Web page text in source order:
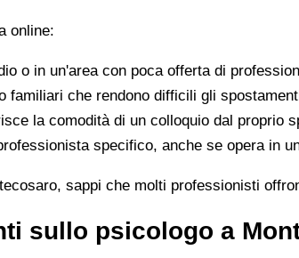
online:
o in un'area con poca offerta di
familiari che rendono difficili gli
la comodità di un colloquio dal proprio
specifico, anche se opera in
sappi che molti professionisti
sullo psicologo a